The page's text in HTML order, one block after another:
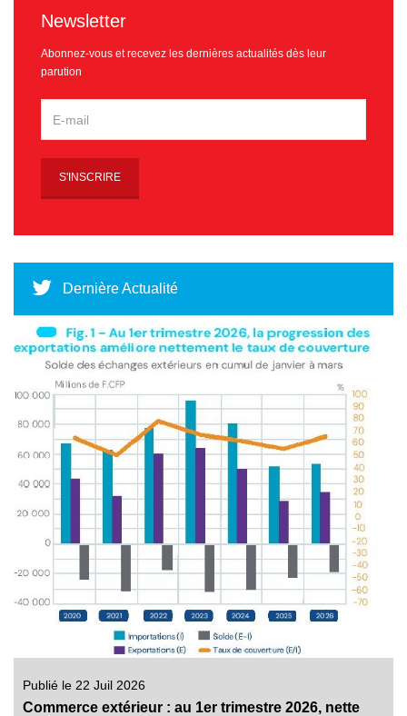
Newsletter
Abonnez-vous et recevez les dernières actualités dès leur
parution
Dernière Actualité
Publié le 22 Juil 2026
Commerce extérieur : au 1er trimestre 2026, nette